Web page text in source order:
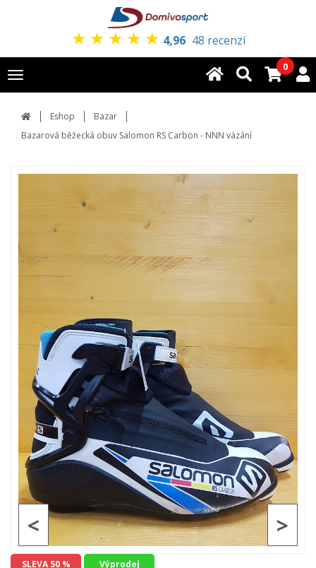
★ ★ ★ ★ ★ 4,96 48 recenzí
Toggle
navigation
0
Eshop
Bazar
Bazarová běžecká obuv Salomon RS Carbon - NNN vázání
>
<
SLEVA 50 % Výprodej